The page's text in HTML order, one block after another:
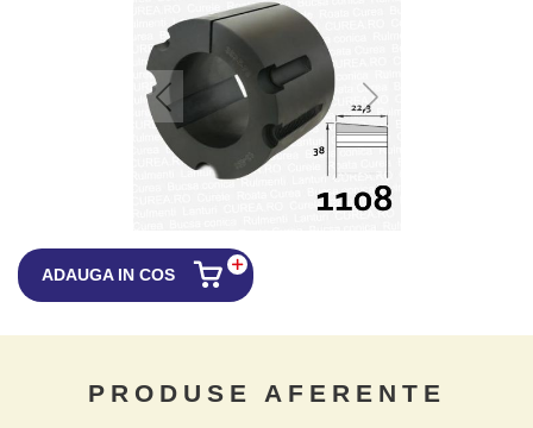
ADAUGA IN COS
PRODUSE AFERENTE